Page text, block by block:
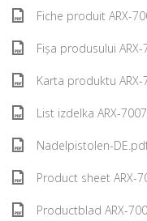
Fiche produit ARX-
Fișa produsului
Karta produktu ARX-
List izdelka ARX-
Nadelpistolen-
Product sheet ARX-
Productblad ARX-